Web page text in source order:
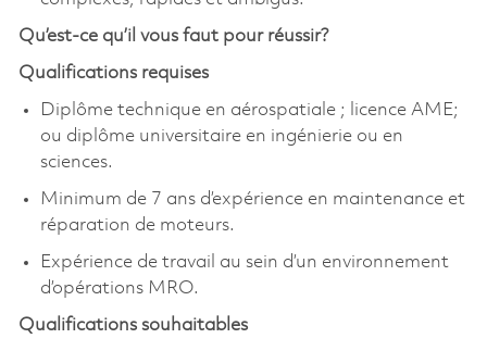
Qu’est-ce qu’il vous faut pour réussir?
Qualifications requises
Diplôme technique en aérospatiale ; licence AME;
ou diplôme universitaire en ingénierie ou en
sciences.
Minimum de 7 ans d’expérience en maintenance et
réparation de moteurs.
Expérience de travail au sein d’un environnement
d’opérations MRO.
Qualifications souhaitables